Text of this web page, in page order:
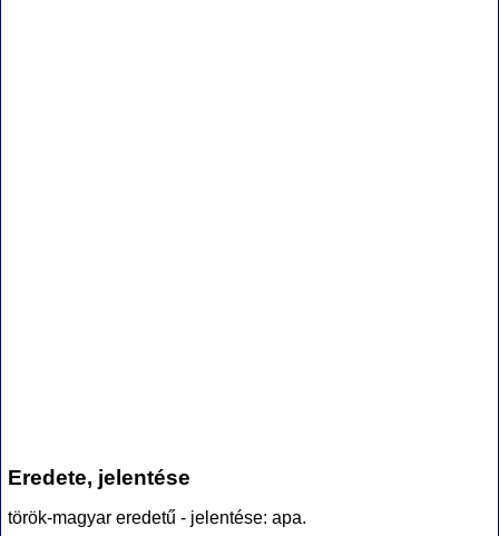
Eredete, jelentése
török-magyar eredetű - jelentése: apa.